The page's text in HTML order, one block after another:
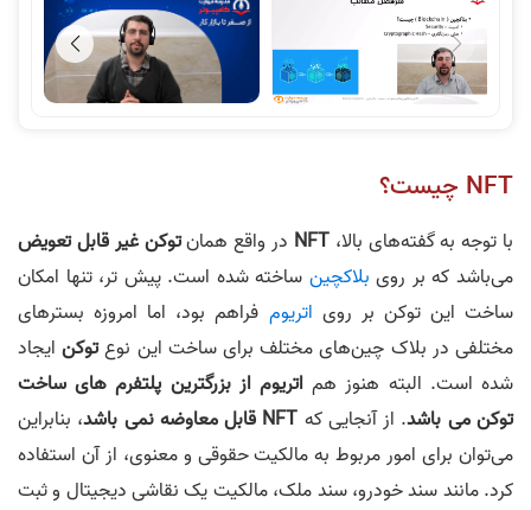
NFT چیست؟
با توجه به گفته‌های بالا،NFT در واقع همانتوکن غیر قابل تعویض
می‌باشد که بر روی بلاکچین ساخته شده است. پیش تر، تنها امکان
ساخت این توکن بر روی اتریوم فراهم بود، اما امروزه بستر‌های
مختلفی در بلاک چین‌های مختلف برای ساخت این نوعتوکنایجاد
شده است. البته هنوز هم اتریوم از بزرگترین پلتفرم های ساخت
توکن می باشد. از آنجایی که NFT قابل معاوضه نمی باشد
، بنابراین
می‌توان برای امور مربوط به مالکیت حقوقی و معنوی، از آن استفاده
کرد. مانند سند خودرو، سند ملک، مالکیت یک نقاشی دیجیتال و ثبت